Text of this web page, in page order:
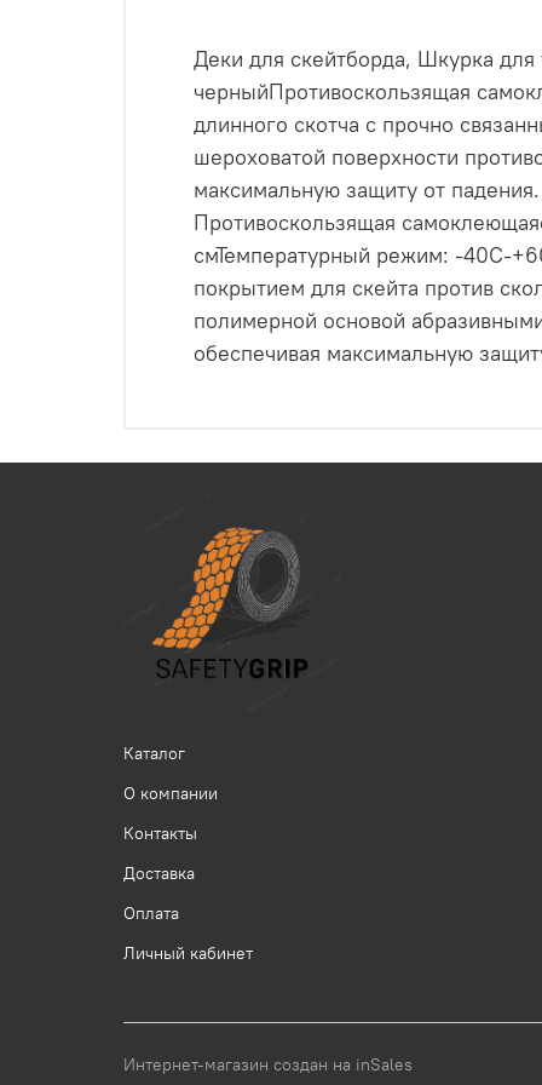
Деки для скейтборда, Шкурка для
черныйПротивоскользящая
длинного скотча с прочно
шероховатой поверхности
максимальную защиту от
Противоскользящая
смТемпературный режим: -40С-
покрытием для скейта против
полимерной основой
обеспечивая максимальную
Каталог
О компании
Контакты
Доставка
Оплата
Личный кабинет
Интернет-магазин создан на inSales